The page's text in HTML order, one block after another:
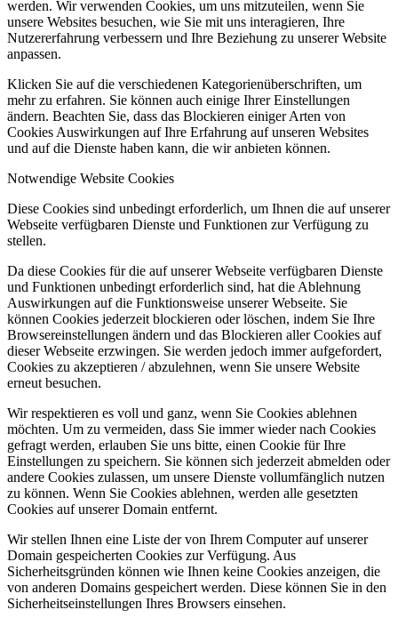
werden. Wir verwenden Cookies, um uns mitzuteilen, wenn Sie
unsere Websites besuchen, wie Sie mit uns interagieren, Ihre
Nutzererfahrung verbessern und Ihre Beziehung zu unserer Website
anpassen.
Klicken Sie auf die verschiedenen Kategorienüberschriften, um
mehr zu erfahren. Sie können auch einige Ihrer Einstellungen
ändern. Beachten Sie, dass das Blockieren einiger Arten von
Cookies Auswirkungen auf Ihre Erfahrung auf unseren Websites
und auf die Dienste haben kann, die wir anbieten können.
Notwendige Website Cookies
Diese Cookies sind unbedingt erforderlich, um Ihnen die auf unserer
Webseite verfügbaren Dienste und Funktionen zur Verfügung zu
stellen.
Da diese Cookies für die auf unserer Webseite verfügbaren Dienste
und Funktionen unbedingt erforderlich sind, hat die Ablehnung
Auswirkungen auf die Funktionsweise unserer Webseite. Sie
können Cookies jederzeit blockieren oder löschen, indem Sie Ihre
Browsereinstellungen ändern und das Blockieren aller Cookies auf
dieser Webseite erzwingen. Sie werden jedoch immer aufgefordert,
Cookies zu akzeptieren / abzulehnen, wenn Sie unsere Website
erneut besuchen.
Wir respektieren es voll und ganz, wenn Sie Cookies ablehnen
möchten. Um zu vermeiden, dass Sie immer wieder nach Cookies
gefragt werden, erlauben Sie uns bitte, einen Cookie für Ihre
Einstellungen zu speichern. Sie können sich jederzeit abmelden oder
andere Cookies zulassen, um unsere Dienste vollumfänglich nutzen
zu können. Wenn Sie Cookies ablehnen, werden alle gesetzten
Cookies auf unserer Domain entfernt.
Wir stellen Ihnen eine Liste der von Ihrem Computer auf unserer
Domain gespeicherten Cookies zur Verfügung. Aus
Sicherheitsgründen können wie Ihnen keine Cookies anzeigen, die
von anderen Domains gespeichert werden. Diese können Sie in den
Sicherheitseinstellungen Ihres Browsers einsehen.